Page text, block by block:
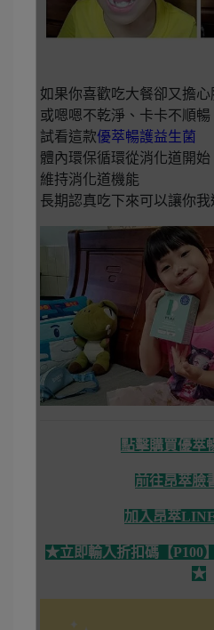
如果你喜歡吃大餐卻又擔心
或嗯嗯不乾淨、卡卡不順
試看這款優萃暢護益生菌
體內環保循環從消化道開始
維持消化道機能
長期認真吃下來可以讓你
點擊購買優萃
前往昂萃臉
加入昂萃
★立即輸入折扣碼【P100
★